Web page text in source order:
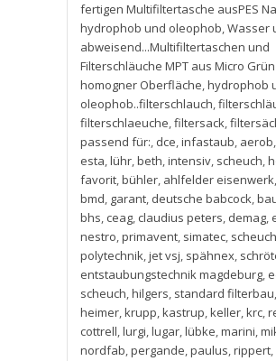
fertigen Multifiltertasche ausPES
hydrophob und oleophob,Wasser
abweisend...Multifiltertaschen und
Filterschläuche MPT aus Micro
homogner Oberfläche,hydrophob
oleophob..filterschlauch,
filterschlaeuche,filtersack,
passend für:, dce,infastaub, aerob,
esta,lühr,beth,intensiv, scheuch,
favorit,bühler, ahlfelder eisenwerk,
bmd, garant, deutsche babcock,
bhs, ceag, claudius peters, demag,
nestro,primavent, simatec, scheuch
polytechnik,jet vsj, spähnex,
entstaubungstechnik magdeburg,
scheuch,hilgers, standard filterbau,
heimer,krupp,kastrup,keller,krc,
cottrell,lurgi,lugar,lübke,marini,
nordfab,pergande,paulus,rippert,